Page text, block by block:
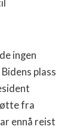
ingen
plass
fra
ennå reist